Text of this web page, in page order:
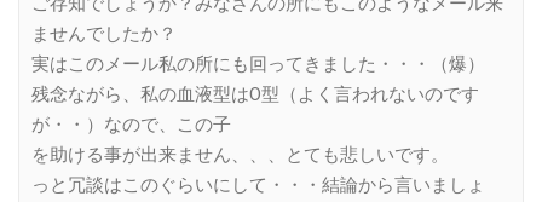
ませんでしたか？
実はこのメール私の所にも回ってきました・・・（爆）
残念ながら、私の血液型はO型（よく言われないのです
が・・）なので、この子
を助ける事が出来ません、、、とても悲しいです。
っと冗談はこのぐらいにして・・・結論から言いましょ